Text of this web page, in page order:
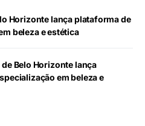
Horizonte lança plataforma de
beleza e estética
Belo Horizonte lança
em beleza e